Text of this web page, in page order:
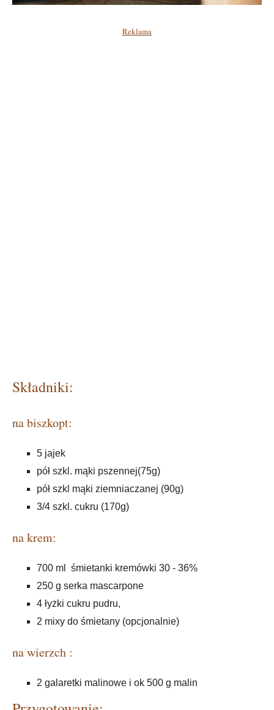
Składniki:
na biszkopt:
5 jajek
pół szkl. mąki pszennej(75g)
pół szkl mąki ziemniaczanej (90g)
3/4 szkl. cukru (170g)
na krem:
700 ml śmietanki kremówki 30 - 36%
250 g serka mascarpone
4 łyżki cukru pudru,
2 mixy do śmietany (opcjonalnie)
na wierzch :
2 galaretki malinowe i ok 500 g malin